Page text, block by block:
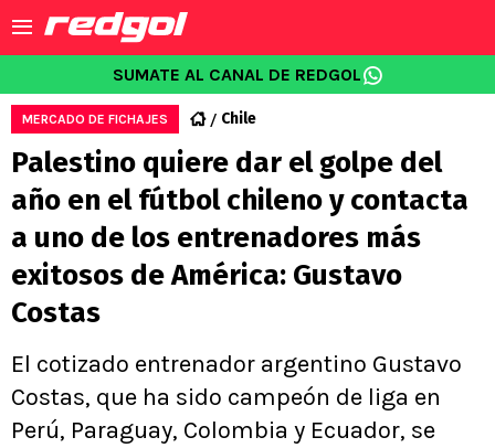
SUMATE AL CANAL DE REDGOL
MERCADO DE FICHAJES Chile
Palestino quiere dar el golpe del
año en el fútbol chileno y contacta
a uno de los entrenadores más
exitosos de América: Gustavo
Costas
El cotizado entrenador argentino Gustavo
Costas, que ha sido campeón de liga en
Perú, Paraguay, Colombia y Ecuador, se